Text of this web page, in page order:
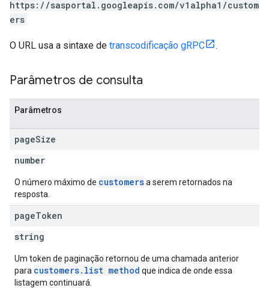
https://sasportal.googleapis.com/v1alpha1/custom
ers
O URL usa a sintaxe de transcodificação gRPC .
Parâmetros de consulta
Parâmetros
pageSize
number
O número máximo de customersa serem retornados na
resposta.
pageToken
string
Um token de paginação retornou de uma chamada anterior
para customers.list method que indica de onde essa
listagem continuará.